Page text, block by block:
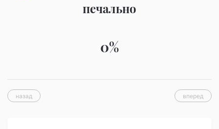
печально
0%
назад вперед